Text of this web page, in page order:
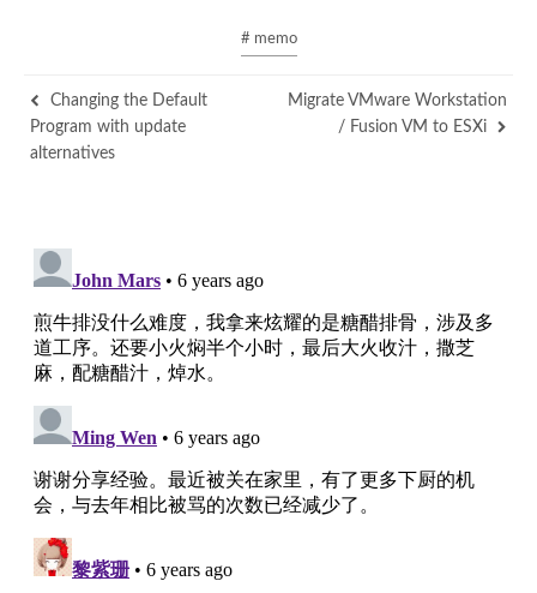
# memo
Changing the Default
Program with update
alternatives
Migrate VMware Workstation
/ Fusion VM to ESXi